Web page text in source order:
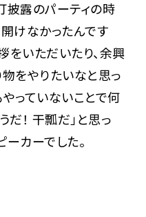
披露のパーティの時
けなかったんです
をいただいたり、余興
をやりたいなと思っ
っていないことで何
だ！ 干瓢だ」と思っ
カーでした。